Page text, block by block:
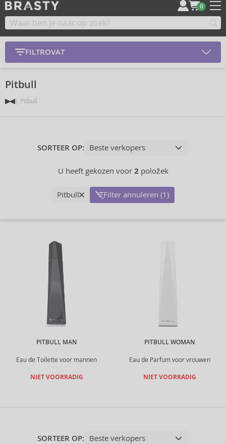
0
FILTROVAT
Pitbull
Pitbull
SORTEER OP:
U heeft gekozen voor 2 položek
Pitbull Filter annuleren (1)
PITBULL MAN
Eau de Toilette voor mannen
NIET VOORRADIG
PITBULL WOMAN
Eau de Parfum voor vrouwen
NIET VOORRADIG
SORTEER OP: